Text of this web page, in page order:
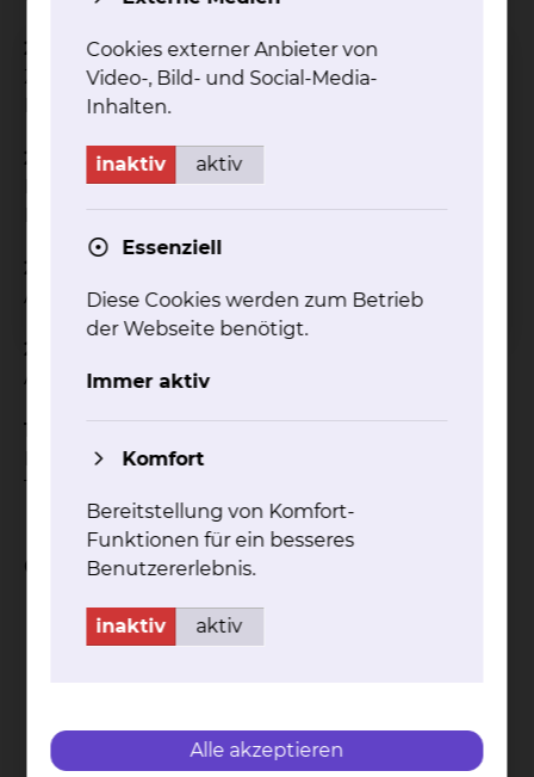
2015
Zusatzbezeichnung spezielle chirurgische
Intensivmedizin
2012
Facharzt für Herzchirurgie HTG Klinik,
Braunschweig
2006-2012
Assistenzarzt der HTG Klinik, Braunschweig
2003-2005
Assistenzarzt der Medizinischen Klinik, Damaskus
1997-2003
Medizinstudium an der Medizinischen Fakultät
Tischreen, Latakia
Qualifikation
Facharzt für Herzchirurgie
Zusatzbezeichnung spezielle chirurgische
Therapie der DGTHG
Cookies externer Anbieter von
Video-, Bild- und Social-Media-
Inhalten.
inaktiv aktiv
Essenziell
Diese Cookies werden zum Betrieb
der Webseite benötigt.
Immer aktiv
Komfort
Bereitstellung von Komfort-
Funktionen für ein besseres
Benutzererlebnis.
inaktiv aktiv
Alle akzeptieren